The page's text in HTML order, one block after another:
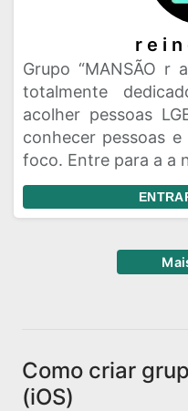
r e i n
Grupo “MANSÃO
totalmente
acolher pessoas
conhecer pessoas
foco. Entre para a a
Como criar
(iOS)